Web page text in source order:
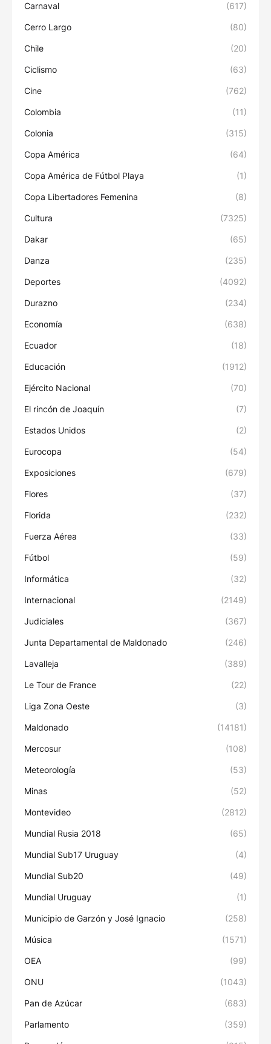
Carnaval (617)
Cerro Largo (80)
Chile (20)
Ciclismo (63)
Cine (762)
Colombia (11)
Colonia (315)
Copa América (64)
Copa América de Fútbol Playa (1)
Copa Libertadores Femenina (8)
Cultura (7325)
Dakar (65)
Danza (235)
Deportes (4092)
Durazno (234)
Economía (638)
Ecuador (18)
Educación (1912)
Ejército Nacional (70)
El rincón de Joaquín (7)
Estados Unidos (2)
Eurocopa (54)
Exposiciones (679)
Flores (37)
Florida (232)
Fuerza Aérea (33)
Fútbol (59)
Informática (32)
Internacional (2149)
Judiciales (367)
Junta Departamental de Maldonado (246)
Lavalleja (389)
Le Tour de France (22)
Liga Zona Oeste (3)
Maldonado (14181)
Mercosur (108)
Meteorología (53)
Minas (52)
Montevideo (2812)
Mundial Rusia 2018 (65)
Mundial Sub17 Uruguay (4)
Mundial Sub20 (49)
Mundial Uruguay (1)
Municipio de Garzón y José Ignacio (258)
Música (1571)
OEA (99)
ONU (1043)
Pan de Azúcar (683)
Parlamento (359)